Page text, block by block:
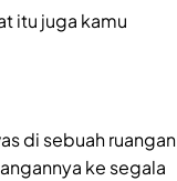
itu juga kamu
di sebuah ruangan
ke segala